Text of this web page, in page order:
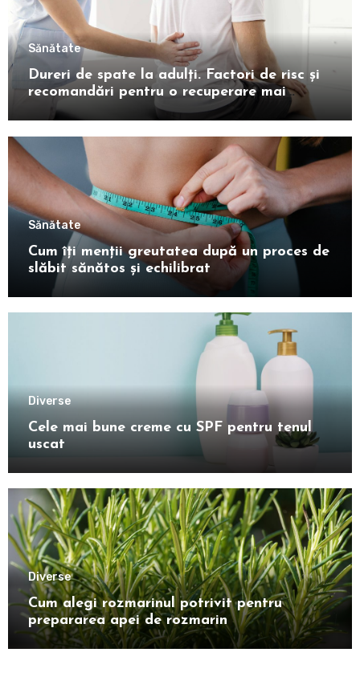
Sănătate
Dureri de spate la adulți. Factori de risc și
recomandări pentru o recuperare mai
rapidă
Sănătate
Cum îți menții greutatea după un proces de
slăbit sănătos și echilibrat
Diverse
Cele mai bune creme cu SPF pentru tenul
uscat
Diverse
Cum alegi rozmarinul potrivit pentru
prepararea apei de rozmarin